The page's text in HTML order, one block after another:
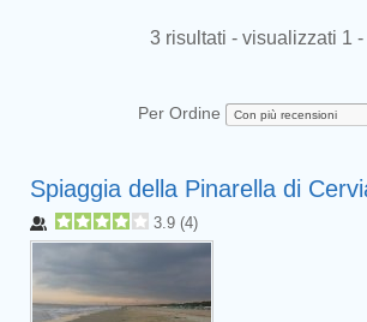
3 risultati - visualizzati 1 -
Per Ordine
Spiaggia della Pinarella di
3.9 (4)